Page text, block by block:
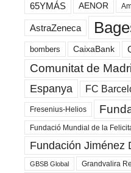
65YMÁS AENOR
AstraZeneca
bombers CaixaBank
Comunitat de
Espanya FC
Fresenius-Helios
Fundació Mundial de la
Fundación Jiménez
GBSB Global Grandvalira